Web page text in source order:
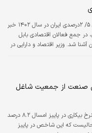
وزیر اقتصاد از پیش‌بینی رشد اقتصادی ۵/ ۲درصدی ایران در سال ۱۴۰۲ خبر
در جمع فعالان اقتصادی بابل
شد. وزیر اقتصاد و دارایی در
فعالان…از جمعیت شاغل
نرخ بیکاری در پاییز امسال ۸.۲ درصد
که این شاخص در پاییز